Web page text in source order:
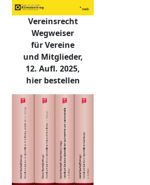
Vereinsrecht
Wegweiser
für Vereine
und Mitglieder,
12. Aufl. 2025,
hier bestellen